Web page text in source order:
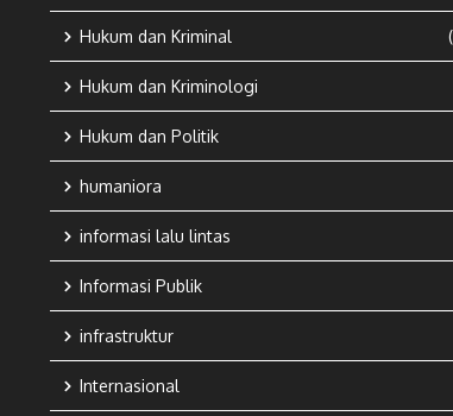
Hukum dan Kriminal
Hukum dan Kriminologi
Hukum dan Politik
humaniora
informasi lalu lintas
Informasi Publik
infrastruktur
Internasional